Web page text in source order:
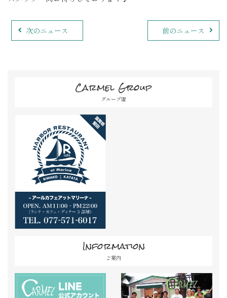
次のニュース 前のニュース
Carmel Group
グループ店
Information
ご案内